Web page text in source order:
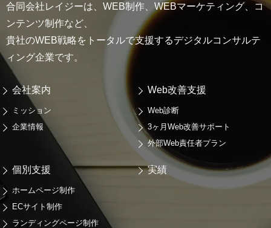
合同会社レイジーは、WEB制作、WEBマーケティング、コ
ンテンツ制作など、
貴社のWEB戦略をトータルで支援するデジタルコンサルテ
ィング企業です。
会社案内
ミッション
企業情報
Web改善支援
Web診断
3ヶ月Web改善サポート
外部Web責任者プラン
個別支援
ホームページ制作
ECサイト制作
ランディングページ制作
実績